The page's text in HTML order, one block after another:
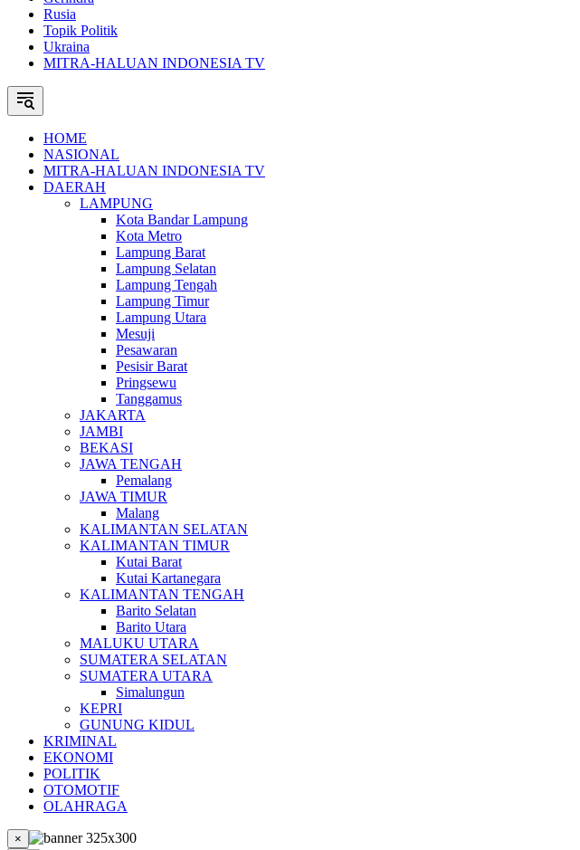
Rusia
Topik Politik
Ukraina
MITRA-HALUAN INDONESIA TV
HOME
NASIONAL
MITRA-HALUAN INDONESIA TV
DAERAH
LAMPUNG
Kota Bandar Lampung
Kota Metro
Lampung Barat
Lampung Selatan
Lampung Tengah
Lampung Timur
Lampung Utara
Mesuji
Pesawaran
Pesisir Barat
Pringsewu
Tanggamus
JAKARTA
JAMBI
BEKASI
JAWA TENGAH
Pemalang
JAWA TIMUR
Malang
KALIMANTAN SELATAN
KALIMANTAN TIMUR
Kutai Barat
Kutai Kartanegara
KALIMANTAN TENGAH
Barito Selatan
Barito Utara
MALUKU UTARA
SUMATERA SELATAN
SUMATERA UTARA
Simalungun
KEPRI
GUNUNG KIDUL
KRIMINAL
EKONOMI
POLITIK
OTOMOTIF
OLAHRAGA
×